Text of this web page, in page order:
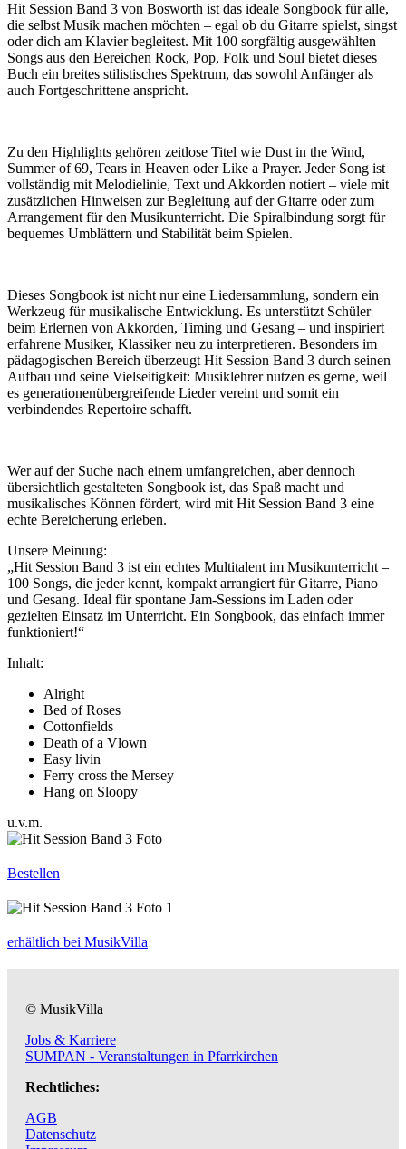
Hit Session Band 3 von Bosworth ist das ideale Songbook für alle,
die selbst Musik machen möchten – egal ob du Gitarre spielst, singst
oder dich am Klavier begleitest. Mit 100 sorgfältig ausgewählten
Songs aus den Bereichen Rock, Pop, Folk und Soul bietet dieses
Buch ein breites stilistisches Spektrum, das sowohl Anfänger als
auch Fortgeschrittene anspricht.
Zu den Highlights gehören zeitlose Titel wie Dust in the Wind,
Summer of 69, Tears in Heaven oder Like a Prayer. Jeder Song ist
vollständig mit Melodielinie, Text und Akkorden notiert – viele mit
zusätzlichen Hinweisen zur Begleitung auf der Gitarre oder zum
Arrangement für den Musikunterricht. Die Spiralbindung sorgt für
bequemes Umblättern und Stabilität beim Spielen.
Dieses Songbook ist nicht nur eine Liedersammlung, sondern ein
Werkzeug für musikalische Entwicklung. Es unterstützt Schüler
beim Erlernen von Akkorden, Timing und Gesang – und inspiriert
erfahrene Musiker, Klassiker neu zu interpretieren. Besonders im
pädagogischen Bereich überzeugt Hit Session Band 3 durch seinen
Aufbau und seine Vielseitigkeit: Musiklehrer nutzen es gerne, weil
es generationenübergreifende Lieder vereint und somit ein
verbindendes Repertoire schafft.
Wer auf der Suche nach einem umfangreichen, aber dennoch
übersichtlich gestalteten Songbook ist, das Spaß macht und
musikalisches Können fördert, wird mit Hit Session Band 3 eine
echte Bereicherung erleben.
Unsere Meinung:
„Hit Session Band 3 ist ein echtes Multitalent im Musikunterricht –
100 Songs, die jeder kennt, kompakt arrangiert für Gitarre, Piano
und Gesang. Ideal für spontane Jam-Sessions im Laden oder
gezielten Einsatz im Unterricht. Ein Songbook, das einfach immer
funktioniert!“
Inhalt:
Alright
Bed of Roses
Cottonfields
Death of a Vlown
Easy livin
Ferry cross the Mersey
Hang on Sloopy
u.v.m.
Bestellen
erhältlich bei MusikVilla
© MusikVilla
Jobs & Karriere
SUMPAN - Veranstaltungen in Pfarrkirchen
Rechtliches:
AGB
Datenschutz